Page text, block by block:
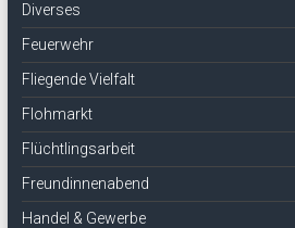
Diverses
Feuerwehr
Fliegende Vielfalt
Flohmarkt
Flüchtlingsarbeit
Freundinnenabend
Handel & Gewerbe